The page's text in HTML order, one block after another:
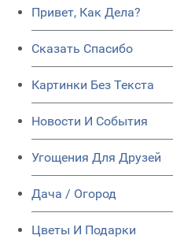
Привет, Как Дела?
Сказать Спасибо
Картинки Без Текста
Новости И События
Угощения Для Друзей
Дача / Огород
Цветы И Подарки